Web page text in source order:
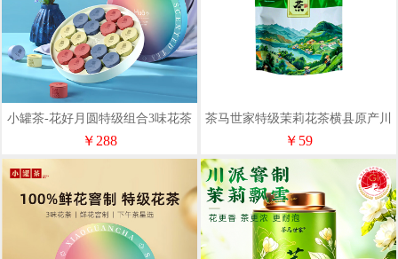
小罐茶-花好月圆特级组合3味花茶
商务礼盒18罐装中秋节72g
￥288
茶马世家特级茉莉花茶横县原产川
派茉莉绿茶袋装250g
￥59